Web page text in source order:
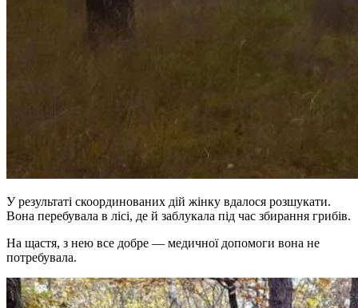
У результаті скоординованих дій жінку вдалося розшукати.
Вона перебувала в лісі, де й заблукала під час збирання грибів.
На щастя, з нею все добре — медичної допомоги вона не
потребувала.